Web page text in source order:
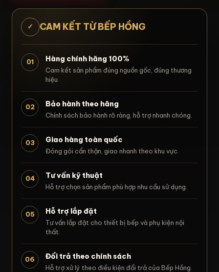
✓ CAM KẾT TỪ BẾP HỒNG
01 Hàng chính hãng 100%
Cam kết sản phẩm đúng nguồn gốc, đúng thương
hiệu.
02 Bảo hành theo hãng
Chính sách bảo hành rõ ràng, hỗ trợ nhanh chóng.
03 Giao hàng toàn quốc
Đóng gói cẩn thận, giao nhanh theo khu vực.
04 Tư vấn kỹ thuật
Hỗ trợ chọn sản phẩm phù hợp nhu cầu sử dụng.
05 Hỗ trợ lắp đặt
Tư vấn lắp đặt cho thiết bị bếp và phụ kiện nội
thất.
06 Đổi trả theo chính sách
Hỗ trợ xử lý theo điều kiện đổi trả của Bếp Hồng.